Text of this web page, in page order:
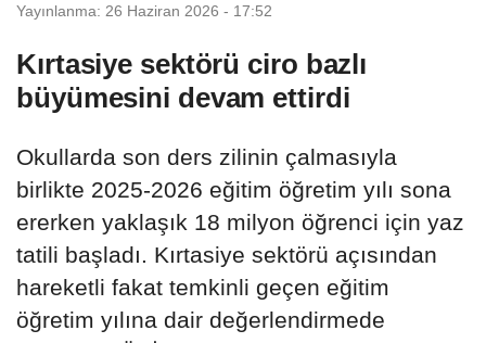
Yayınlanma: 26 Haziran 2026 - 17:52
Kırtasiye sektörü ciro bazlı
büyümesini devam ettirdi
Okullarda son ders zilinin çalmasıyla
birlikte 2025-2026 eğitim öğretim yılı sona
ererken yaklaşık 18 milyon öğrenci için yaz
tatili başladı. Kırtasiye sektörü açısından
hareketli fakat temkinli geçen eğitim
öğretim yılına dair değerlendirmede